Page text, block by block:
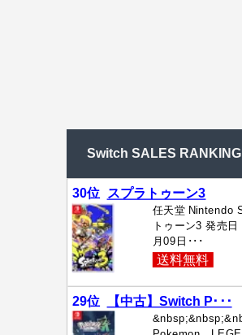
Switch SALES RANKING